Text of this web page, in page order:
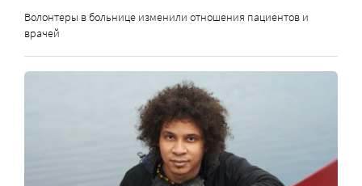
Волонтеры в больнице изменили отношения пациентов и
врачей